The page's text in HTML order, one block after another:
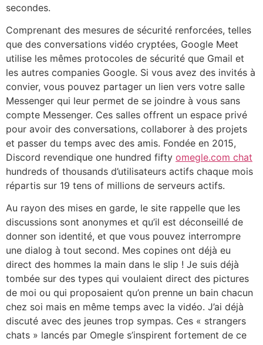
secondes.
Comprenant des mesures de sécurité renforcées, telles
que des conversations vidéo cryptées, Google Meet
utilise les mêmes protocoles de sécurité que Gmail et
les autres companies Google. Si vous avez des invités à
convier, vous pouvez partager un lien vers votre salle
Messenger qui leur permet de se joindre à vous sans
compte Messenger. Ces salles offrent un espace privé
pour avoir des conversations, collaborer à des projets
et passer du temps avec des amis. Fondée en 2015,
Discord revendique one hundred fifty omegle.com chat
hundreds of thousands d’utilisateurs actifs chaque mois
répartis sur 19 tens of millions de serveurs actifs.
Au rayon des mises en garde, le site rappelle que les
discussions sont anonymes et qu’il est déconseillé de
donner son identité, et que vous pouvez interrompre
une dialog à tout second. Mes copines ont déjà eu
direct des hommes la main dans le slip ! Je suis déjà
tombée sur des types qui voulaient direct des pictures
de moi ou qui proposaient qu’on prenne un bain chacun
chez soi mais en même temps avec la vidéo. J’ai déjà
discuté avec des jeunes trop sympas. Ces « strangers
chats » lancés par Omegle s’inspirent fortement de ce